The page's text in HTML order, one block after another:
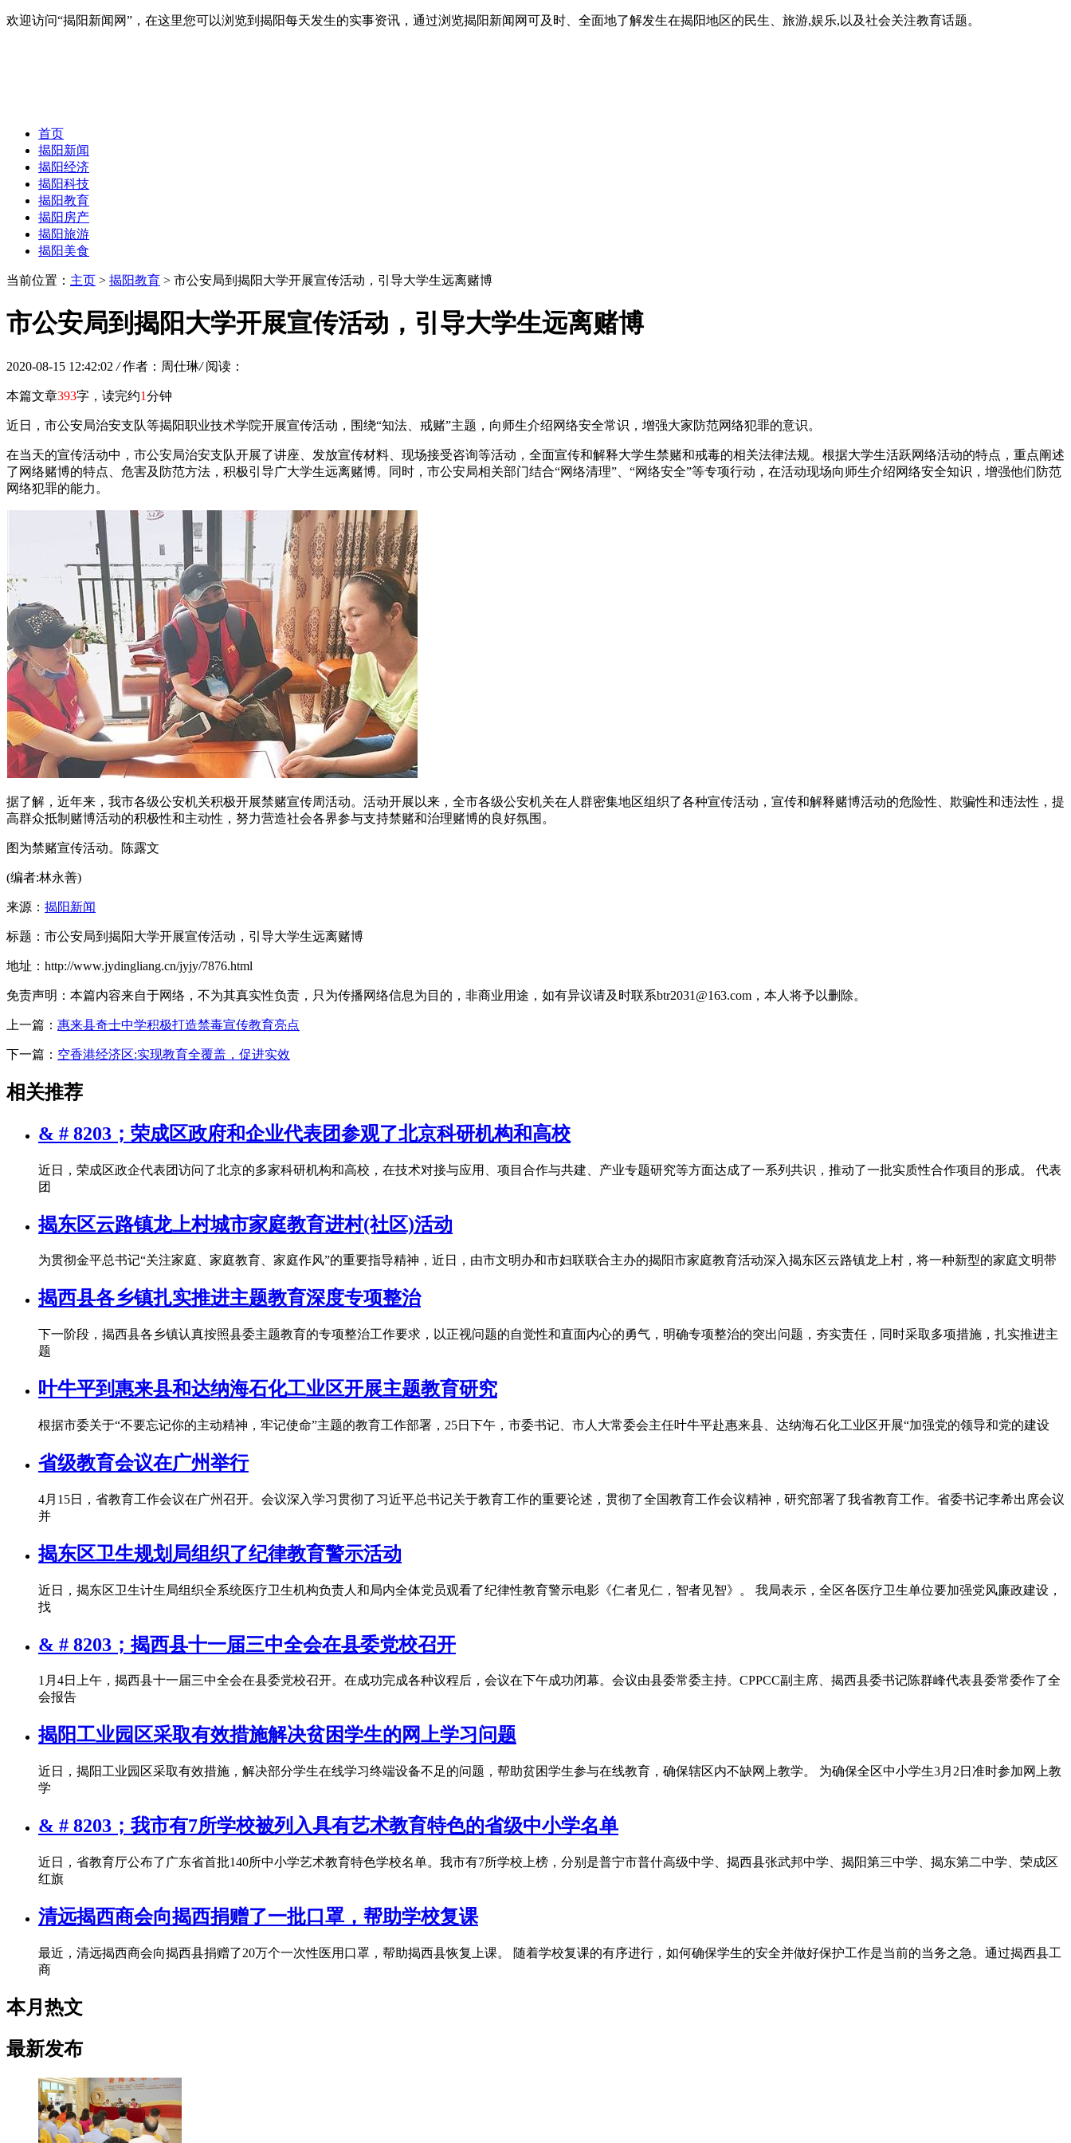
欢迎访问“揭阳新闻网”，在这里您可以浏览到揭阳每天发生的实事资讯，通过浏览揭阳新闻网可及时、全面地了解发生在揭阳地区的民生、旅游,娱乐,以及社会关注教育话题。
首页
揭阳新闻
揭阳经济
揭阳科技
揭阳教育
揭阳房产
揭阳旅游
揭阳美食
当前位置： 主页 > 揭阳教育 > 市公安局到揭阳大学开展宣传活动，引导大学生远离赌博
市公安局到揭阳大学开展宣传活动，引导大学生远离赌博
2020-08-15 12:42:02 / 作者：周仕琳/ 阅读：
本篇文章393字，读完约1分钟
近日，市公安局治安支队等揭阳职业技术学院开展宣传活动，围绕“知法、戒赌”主题，向师生介绍网络安全常识，增强大家防范网络犯罪的意识。
在当天的宣传活动中，市公安局治安支队开展了讲座、发放宣传材料、现场接受咨询等活动，全面宣传和解释大学生禁赌和戒毒的相关法律法规。根据大学生活跃网络活动的特点，重点阐述
了网络赌博的特点、危害及防范方法，积极引导广大学生远离赌博。同时，市公安局相关部门结合“网络清理”、“网络安全”等专项行动，在活动现场向师生介绍网络安全知识，增强他们防范
网络犯罪的能力。
据了解，近年来，我市各级公安机关积极开展禁赌宣传周活动。活动开展以来，全市各级公安机关在人群密集地区组织了各种宣传活动，宣传和解释赌博活动的危险性、欺骗性和违法性，提
高群众抵制赌博活动的积极性和主动性，努力营造社会各界参与支持禁赌和治理赌博的良好氛围。
图为禁赌宣传活动。陈露文
(编者:林永善)
来源： 揭阳新闻
标题：市公安局到揭阳大学开展宣传活动，引导大学生远离赌博
地址：http://www.jydingliang.cn/jyjy/7876.html
免责声明：本篇内容来自于网络，不为其真实性负责，只为传播网络信息为目的，非商业用途，如有异议请及时联系btr2031@163.com，本人将予以删除。
上一篇： 惠来县奇士中学积极打造禁毒宣传教育亮点
下一篇： 空香港经济区:实现教育全覆盖，促进实效
相关推荐
& # 8203；荣成区政府和企业代表团参观了北京科研机构和高校
近日，荣成区政企代表团访问了北京的多家科研机构和高校，在技术对接与应用、项目合作与共建、产业专题研究等方面达成了一系列共识，推动了一批实质性合作项目的形成。 代表
团
揭东区云路镇龙上村城市家庭教育进村(社区)活动
为贯彻金平总书记“关注家庭、家庭教育、家庭作风”的重要指导精神，近日，由市文明办和市妇联联合主办的揭阳市家庭教育活动深入揭东区云路镇龙上村，将一种新型的家庭文明带
揭西县各乡镇扎实推进主题教育深度专项整治
下一阶段，揭西县各乡镇认真按照县委主题教育的专项整治工作要求，以正视问题的自觉性和直面内心的勇气，明确专项整治的突出问题，夯实责任，同时采取多项措施，扎实推进主
题
叶牛平到惠来县和达纳海石化工业区开展主题教育研究
根据市委关于“不要忘记你的主动精神，牢记使命”主题的教育工作部署，25日下午，市委书记、市人大常委会主任叶牛平赴惠来县、达纳海石化工业区开展“加强党的领导和党的建设
省级教育会议在广州举行
4月15日，省教育工作会议在广州召开。会议深入学习贯彻了习近平总书记关于教育工作的重要论述，贯彻了全国教育工作会议精神，研究部署了我省教育工作。省委书记李希出席会议
并
揭东区卫生规划局组织了纪律教育警示活动
近日，揭东区卫生计生局组织全系统医疗卫生机构负责人和局内全体党员观看了纪律性教育警示电影《仁者见仁，智者见智》。 我局表示，全区各医疗卫生单位要加强党风廉政建设，
找
& # 8203；揭西县十一届三中全会在县委党校召开
1月4日上午，揭西县十一届三中全会在县委党校召开。在成功完成各种议程后，会议在下午成功闭幕。会议由县委常委主持。CPPCC副主席、揭西县委书记陈群峰代表县委常委作了全
会报告
揭阳工业园区采取有效措施解决贫困学生的网上学习问题
近日，揭阳工业园区采取有效措施，解决部分学生在线学习终端设备不足的问题，帮助贫困学生参与在线教育，确保辖区内不缺网上教学。 为确保全区中小学生3月2日准时参加网上教
学
& # 8203；我市有7所学校被列入具有艺术教育特色的省级中小学名单
近日，省教育厅公布了广东省首批140所中小学艺术教育特色学校名单。我市有7所学校上榜，分别是普宁市普什高级中学、揭西县张武邦中学、揭阳第三中学、揭东第二中学、荣成区
红旗
清远揭西商会向揭西捐赠了一批口罩，帮助学校复课
最近，清远揭西商会向揭西县捐赠了20万个一次性医用口罩，帮助揭西县恢复上课。 随着学校复课的有序进行，如何确保学生的安全并做好保护工作是当前的当务之急。通过揭西县工
商
本月热文
最新发布